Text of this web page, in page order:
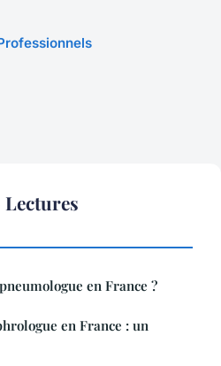
en France ?
en France : un